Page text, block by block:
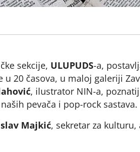
sekcije, ULUPUDS-a,
u 20 časova, u maloj galeriji
, ilustrator NIN-a,
pevača i pop-rock sastava.
Majkić, sekretar za kulturu,